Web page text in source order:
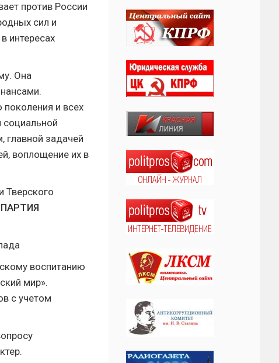
против России
сил и
интересах
Она
и всех
социальной
главной задачей
воплощение их в
Тверского
воспитанию
мир».
с учетом